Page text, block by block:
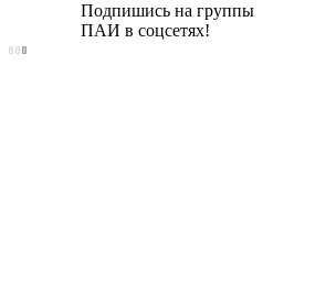
Подпишись на группы
ПАИ в соцсетях!